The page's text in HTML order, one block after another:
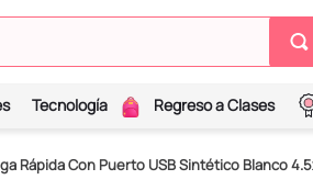
Tecnología Regreso a Clases
Rápida Con Puerto USB Sintético Blanco